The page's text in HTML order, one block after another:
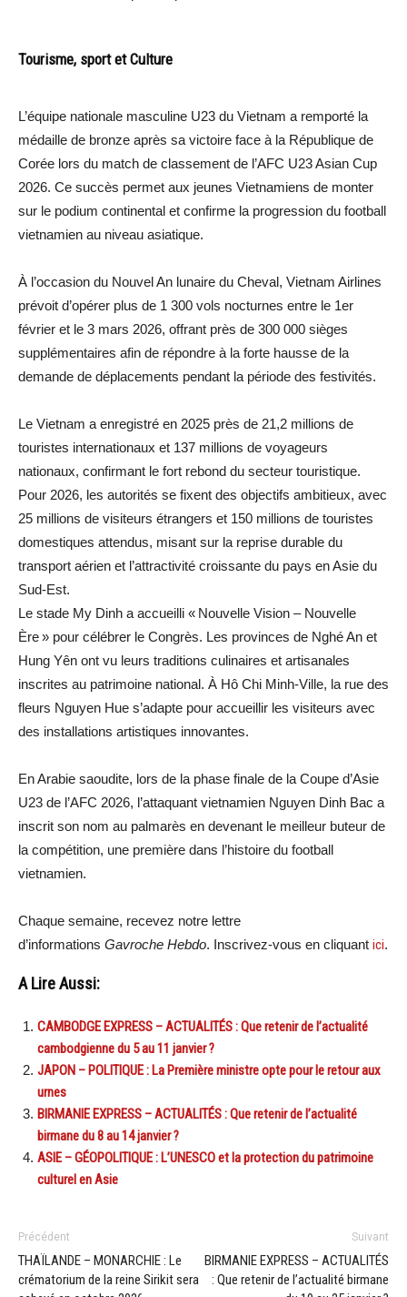
Tourisme, sport et Culture
L’équipe nationale masculine U23 du Vietnam a remporté la
médaille de bronze après sa victoire face à la République de
Corée lors du match de classement de l’AFC U23 Asian Cup
2026. Ce succès permet aux jeunes Vietnamiens de monter
sur le podium continental et confirme la progression du football
vietnamien au niveau asiatique.
À l’occasion du Nouvel An lunaire du Cheval, Vietnam Airlines
prévoit d’opérer plus de 1 300 vols nocturnes entre le 1er
février et le 3 mars 2026, offrant près de 300 000 sièges
supplémentaires afin de répondre à la forte hausse de la
demande de déplacements pendant la période des festivités.
Le Vietnam a enregistré en 2025 près de 21,2 millions de
touristes internationaux et 137 millions de voyageurs
nationaux, confirmant le fort rebond du secteur touristique.
Pour 2026, les autorités se fixent des objectifs ambitieux, avec
25 millions de visiteurs étrangers et 150 millions de touristes
domestiques attendus, misant sur la reprise durable du
transport aérien et l’attractivité croissante du pays en Asie du
Sud-Est.
Le stade My Dinh a accueilli « Nouvelle Vision – Nouvelle
Ère » pour célébrer le Congrès. Les provinces de Nghé An et
Hung Yên ont vu leurs traditions culinaires et artisanales
inscrites au patrimoine national. À Hô Chi Minh-Ville, la rue des
fleurs Nguyen Hue s’adapte pour accueillir les visiteurs avec
des installations artistiques innovantes.
En Arabie saoudite, lors de la phase finale de la Coupe d’Asie
U23 de l’AFC 2026, l’attaquant vietnamien Nguyen Dinh Bac a
inscrit son nom au palmarès en devenant le meilleur buteur de
la compétition, une première dans l’histoire du football
vietnamien.
Chaque semaine, recevez notre lettre
d’informations Gavroche Hebdo. Inscrivez-vous en cliquant ici.
A Lire Aussi:
CAMBODGE EXPRESS – ACTUALITÉS : Que retenir de l’actualité
cambodgienne du 5 au 11 janvier ?
JAPON – POLITIQUE : La Première ministre opte pour le retour aux
urnes
BIRMANIE EXPRESS – ACTUALITÉS : Que retenir de l’actualité
birmane du 8 au 14 janvier ?
ASIE – GÉOPOLITIQUE : L’UNESCO et la protection du patrimoine
culturel en Asie
Précédent
THAÏLANDE – MONARCHIE : Le
crématorium de la reine Sirikit sera
Suivant
BIRMANIE EXPRESS – ACTUALITÉS
: Que retenir de l’actualité birmane